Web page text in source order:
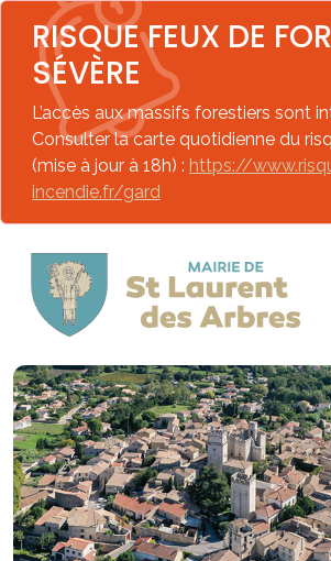
RISQUE FEUX DE
SÉVÈRE
L’accès aux massifs forestiers sont
Consulter la carte quotidienne du
(mise à jour à 18h) : https://
incendie.fr/gard